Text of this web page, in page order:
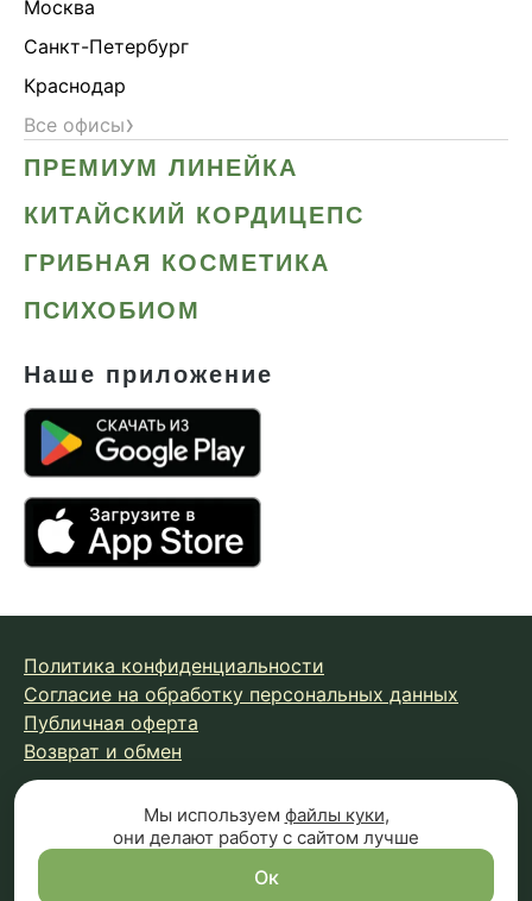
Москва
Санкт-Петербург
Краснодар
Все офисы›
ПРЕМИУМ ЛИНЕЙКА
КИТАЙСКИЙ КОРДИЦЕПС
ГРИБНАЯ КОСМЕТИКА
ПСИХОБИОМ
Наше приложение
Политика конфиденциальности
Согласие на обработку персональных данных
Публичная оферта
Возврат и обмен
© 2026 Fungiline — зарегистрированная торговая марка.
Копирование материалов с сайта запрещено.
Вся информация на сайте носит справочный характер и
не является публичной офертой (п.2 ст.437 ГК РФ)
Мы используем файлы куки,
они делают работу с сайтом лучше
Ок